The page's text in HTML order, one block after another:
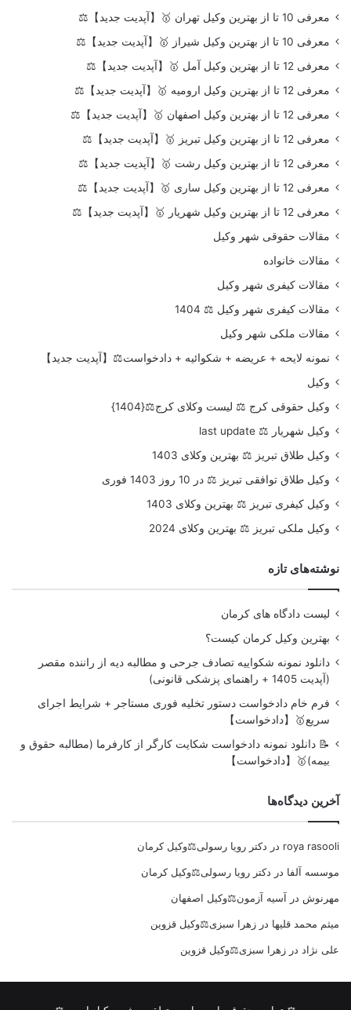
معرفی 10 تا از بهترین وکیل تهران 🥇【آپدیت جدید】⚖️
معرفی 10 تا از بهترین وکیل شیراز 🥇【آپدیت جدید】⚖️
معرفی 12 تا از بهترین وکیل آمل 🥇【آپدیت جدید】⚖️
معرفی 12 تا از بهترین وکیل ارومیه 🥇【آپدیت جدید】⚖️
معرفی 12 تا از بهترین وکیل اصفهان 🥇【آپدیت جدید】⚖️
معرفی 12 تا از بهترین وکیل تبریز 🥇【آپدیت جدید】⚖️
معرفی 12 تا از بهترین وکیل رشت 🥇【آپدیت جدید】⚖️
معرفی 12 تا از بهترین وکیل ساری 🥇【آپدیت جدید】⚖️
معرفی 12 تا از بهترین وکیل شهریار 🥇【آپدیت جدید】⚖️
مقالات حقوقی شهر وکیل
مقالات خانواده
مقالات کیفری شهر وکیل
مقالات کیفری شهر وکیل ⚖️ 1404
مقالات ملکی شهر وکیل
نمونه لایحه + عریضه + شکوائیه + دادخواست⚖️【آپدیت جدید】
وکیل
وکیل حقوقی کرج ⚖️ لیست وکلای کرج⚖️{1404}
وکیل شهریار ⚖️ last update
وکیل طلاق تبریز ⚖️ بهترین وکلای 1403
وکیل طلاق توافقی تبریز ⚖️ در 10 روز 1403 فوری
وکیل کیفری تبریز ⚖️ بهترین وکلای 1403
وکیل ملکی تبریز ⚖️ بهترین وکلای 2024
نوشته‌های تازه
لیست دادگاه های کرمان
بهترین وکیل کرمان کیست؟
دانلود نمونه شکواییه تصادف جرحی و مطالبه دیه از راننده مقصر
(آپدیت 1405 + راهنمای پزشکی قانونی)
فرم خام دادخواست دستور تخلیه فوری مستاجر + شرایط اجرای
سریع🥇【دادخواست】
📝 دانلود نمونه دادخواست شکایت کارگر از کارفرما (مطالبه حقوق و
بیمه)🥇【دادخواست】
آخرین دیدگاه‌ها
roya rasooli در دکتر رویا رسولی⚖️وکیل کرمان
موسسه آلفا در دکتر رویا رسولی⚖️وکیل کرمان
مهرنوش در آسیه آزمون⚖️وکیل اصفهان
میثم محمد قلیها در زهرا سبزی⚖️وکیل قزوین
علی نژاد در زهرا سبزی⚖️وکیل قزوین